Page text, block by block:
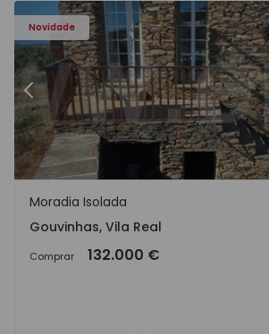
Novidade
Moradia Isolada T1 Sabrosa,
Anterior
Gouvinhas, Vila Real
Moradia Isolada
Gouvinhas, Vila Real
Comprar 132.000 €